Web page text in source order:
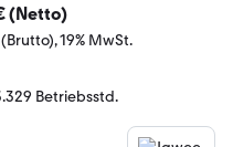
(Netto)
19% MwSt.
Betriebsstd.